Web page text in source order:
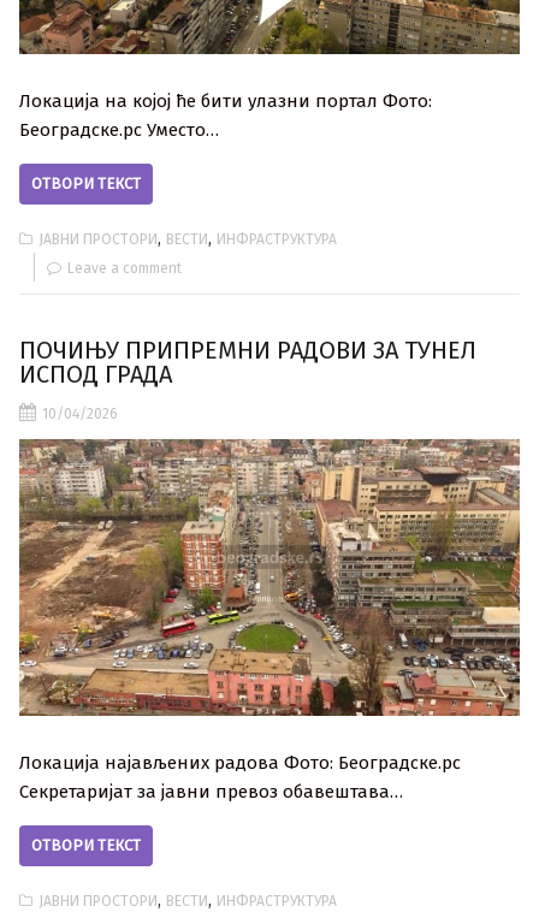
Локација на којој ће бити улазни портал Фото:
Београдске.рс Уместо…
ОТВОРИ ТЕКСТ
ЈАВНИ ПРОСТОРИ, ВЕСТИ, ИНФРАСТРУКТУРА
Leave a comment
ПОЧИЊУ ПРИПРЕМНИ РАДОВИ ЗА ТУНЕЛ
ИСПОД ГРАДА
10/04/2026
Локација најављених радова Фото: Београдске.рс
Секретаријат за јавни превоз обавештава…
ОТВОРИ ТЕКСТ
ЈАВНИ ПРОСТОРИ, ВЕСТИ, ИНФРАСТРУКТУРА